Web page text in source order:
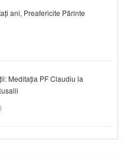
ani, Preafericite Părinte
Meditația PF Claudiu la